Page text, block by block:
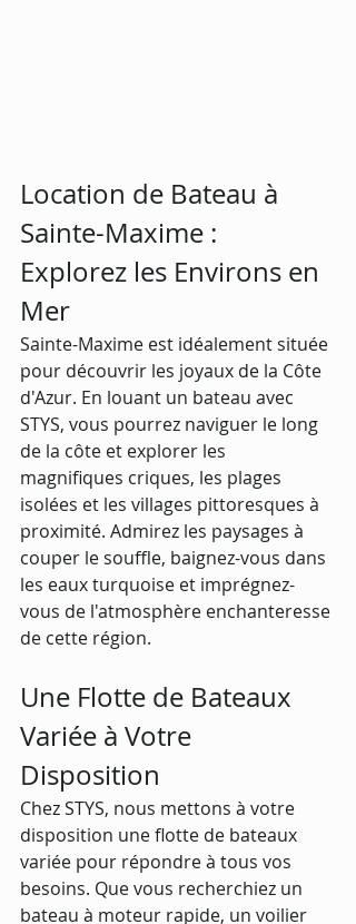
Location de Bateau à
Sainte-Maxime :
Explorez les Environs en
Mer
Sainte-Maxime est idéalement située
pour découvrir les joyaux de la Côte
d'Azur. En louant un bateau avec
STYS, vous pourrez naviguer le long
de la côte et explorer les
magnifiques criques, les plages
isolées et les villages pittoresques à
proximité. Admirez les paysages à
couper le souffle, baignez-vous dans
les eaux turquoise et imprégnez-
vous de l'atmosphère enchanteresse
de cette région.
Une Flotte de Bateaux
Variée à Votre
Disposition
Chez STYS, nous mettons à votre
disposition une flotte de bateaux
variée pour répondre à tous vos
besoins. Que vous recherchiez un
bateau à moteur rapide, un voilier